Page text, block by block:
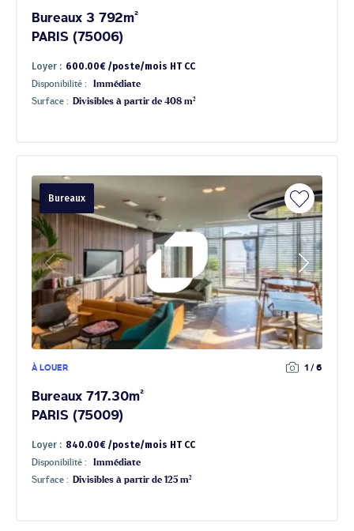
Bureaux 3 792m²
PARIS (75006)
Loyer : 600.00€ /poste/mois HT CC
Disponibilité :
Immédiate
Surface : Divisibles à partir de 408 m²
Bureaux
À LOUER 1 / 6
Bureaux 717.30m²
PARIS (75009)
Loyer : 840.00€ /poste/mois HT CC
Disponibilité :
Immédiate
Surface : Divisibles à partir de 125 m²